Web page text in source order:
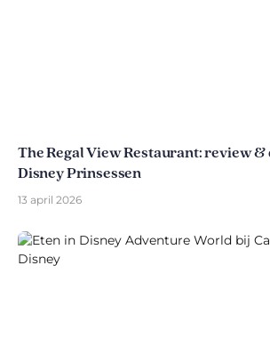
The Regal View Restaurant: review
Disney Prinsessen
13 april 2026